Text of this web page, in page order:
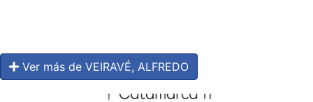
Ver más de VEIRAVÉ, ALFREDO